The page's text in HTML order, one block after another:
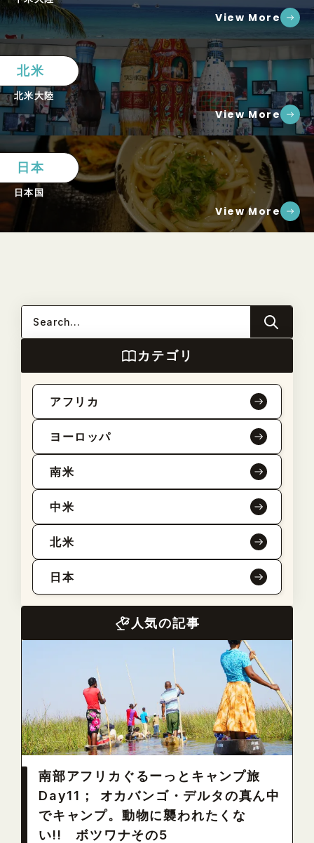
View More
北米
北米大陸
View More
日本
日本国
View More
カテゴリ
アフリカ
ヨーロッパ
南米
中米
北米
日本
人気の記事
南部アフリカぐるーっとキャンプ旅
Day11； オカバンゴ・デルタの真ん中
でキャンプ。動物に襲われたくな
い!! ボツワナその5